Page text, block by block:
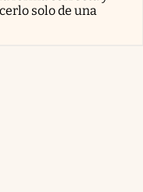
solo de una